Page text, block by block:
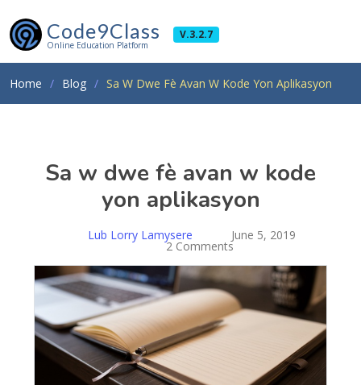
Code9Class
Online Education Platform
V.3.2.7
Home Blog Sa W Dwe Fè Avan W Kode Yon Aplikasyon
Sa w dwe fè avan w kode
yon aplikasyon
Lub Lorry Lamysere June 5, 2019
2 Comments